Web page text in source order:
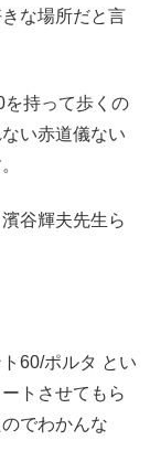
な場所だと言
持って歩くの
い赤道儀ない
谷輝夫先生ら
60/ポルタ とい
トさせてもら
でわかんな